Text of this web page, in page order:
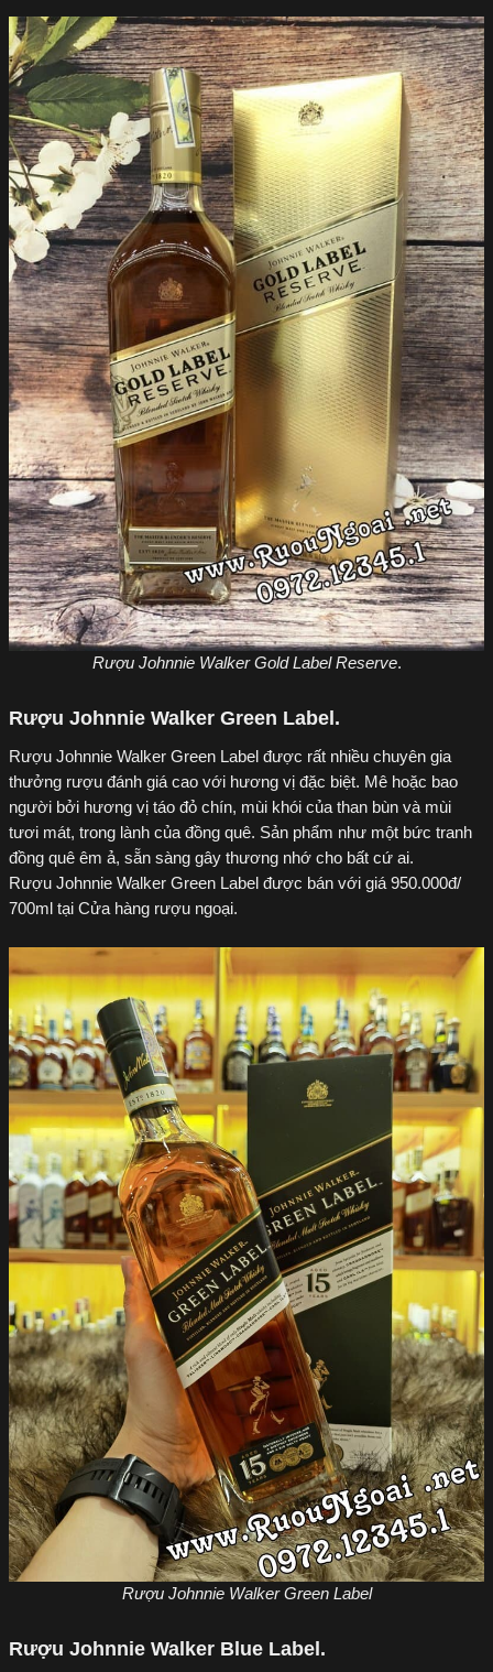
Rượu Johnnie Walker Gold Label Reserve.
Rượu Johnnie Walker Green Label.
Rượu Johnnie Walker Green Label được rất nhiều chuyên gia
thưởng rượu đánh giá cao với hương vị đặc biệt. Mê hoặc bao
người bởi hương vị táo đỏ chín, mùi khói của than bùn và mùi
tươi mát, trong lành của đồng quê. Sản phẩm như một bức tranh
đồng quê êm ả, sẵn sàng gây thương nhớ cho bất cứ ai.
Rượu Johnnie Walker Green Label được bán với giá 950.000đ/
700ml tại Cửa hàng rượu ngoại.
Rượu Johnnie Walker Green Label
Rượu Johnnie Walker Blue Label.